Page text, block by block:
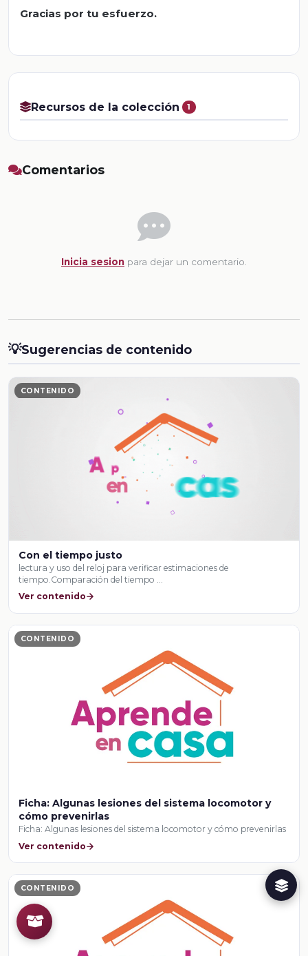
Gracias por tu esfuerzo.
Recursos de la colección 1
Comentarios
Inicia sesion para dejar un comentario.
💡Sugerencias de contenido
CONTENIDO
Con el tiempo justo
lectura y uso del reloj para verificar estimaciones de
tiempo.Comparación del tiempo …
Ver contenido
CONTENIDO
Ficha: Algunas lesiones del sistema locomotor y
cómo prevenirlas
Ficha: Algunas lesiones del sistema locomotor y cómo prevenirlas
Ver contenido
CONTENIDO